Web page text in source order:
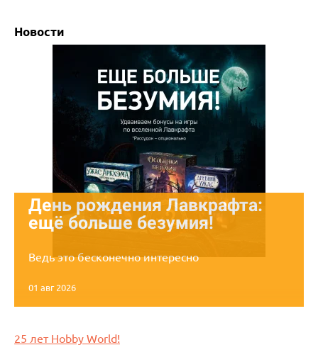
Новости
День рождения Лавкрафта:
ещё больше безумия!
Ведь это бесконечно интересно
01 авг 2026
25 лет Hobby World!